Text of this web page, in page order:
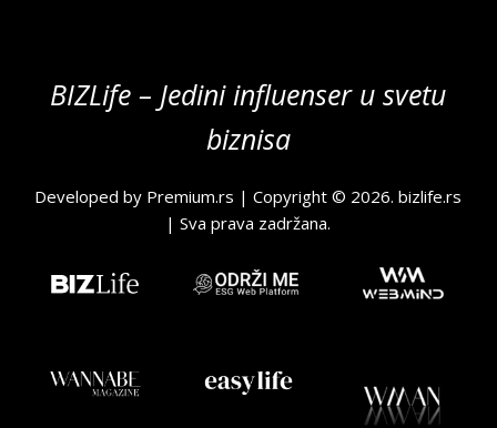
BIZLife – Jedini influenser u svetu
biznisa
Developed by Premium.rs | Copyright © 2026.bizlife.rs
| Sva prava zadržana.